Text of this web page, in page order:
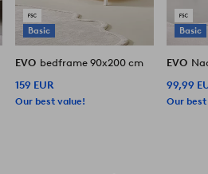
Basic
EVO bedframe 90x200 cm
159 EUR
Our best value!
Basic
EVO
99,99
Our